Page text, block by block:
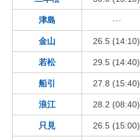
津島 ---
金山 26.5 (14:10)
若松 29.5 (14:40)
船引 27.8 (15:40)
浪江 28.2 (08:40)
只見 26.5 (15:00)